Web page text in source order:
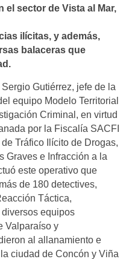
el sector de Vista al Mar,
ilícitas, y además,
balaceras que
Gutiérrez, jefe de la
equipo Modelo Territorial
Criminal, en virtud
por la Fiscalía SACFI
Tráfico Ilícito de Drogas,
Graves e Infracción a la
este operativo que
de 180 detectives,
Táctica,
equipos
Valparaíso y
al allanamiento e
ciudad de Concón y Viña